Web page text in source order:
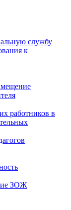
службу
к
работников в
ЗОЖ